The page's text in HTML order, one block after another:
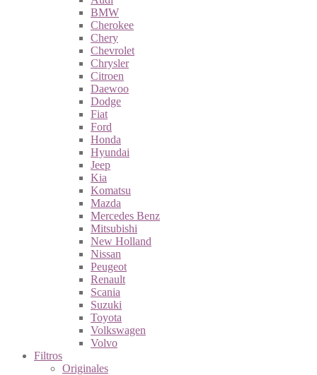
BMW
Cherokee
Chery
Chevrolet
Chrysler
Citroen
Daewoo
Dodge
Fiat
Ford
Honda
Hyundai
Jeep
Kia
Komatsu
Mazda
Mercedes Benz
Mitsubishi
New Holland
Nissan
Peugeot
Renault
Scania
Suzuki
Toyota
Volkswagen
Volvo
Filtros
Originales